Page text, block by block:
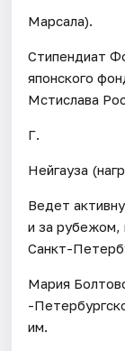
Марсала).
Стипендиат
японского
Мстислава
Г.
Нейгауза
Ведет
и за рубежом,
Санкт-
Мария
-
им.